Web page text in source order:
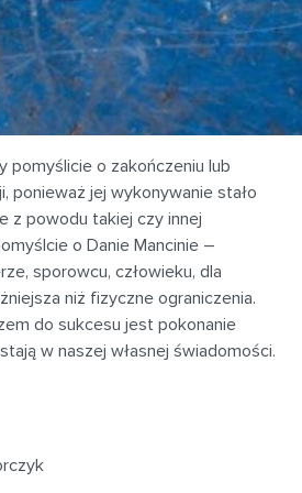
pomyślicie o zakończeniu lub
ponieważ jej wykonywanie stało
z powodu takiej czy innej
o Danie Mancinie –
sporowcu, człowieku, dla
niż fizyczne ograniczenia.
do sukcesu jest pokonanie
w naszej własnej świadomości.